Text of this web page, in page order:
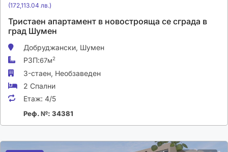
(172,113.04 лв.)
Тристаен апартамент в новострояща се сграда в
град Шумен
Добруджански, Шумен
РЗП:67м2
3-стаен, Необзаведен
2 Спални
Етаж: 4/5
Реф. №: 34381